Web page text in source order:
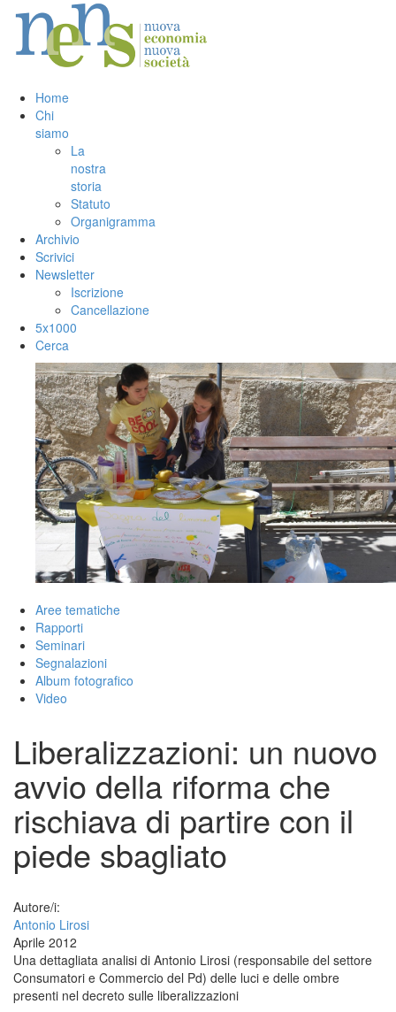
Salta al contenuto principale
Home
Chi
siamo
La
nostra
storia
Statuto
Organigramma
Archivio
Scrivici
Newsletter
Iscrizione
Cancellazione
5x1000
Cerca
Aree tematiche
Rapporti
Seminari
Segnalazioni
Album fotografico
Video
Liberalizzazioni: un nuovo
avvio della riforma che
rischiava di partire con il
piede sbagliato
Autore/i:
Antonio Lirosi
Aprile 2012
Una dettagliata analisi di Antonio Lirosi (responsabile del settore
Consumatori e Commercio del Pd) delle luci e delle ombre
presenti nel decreto sulle liberalizzazioni